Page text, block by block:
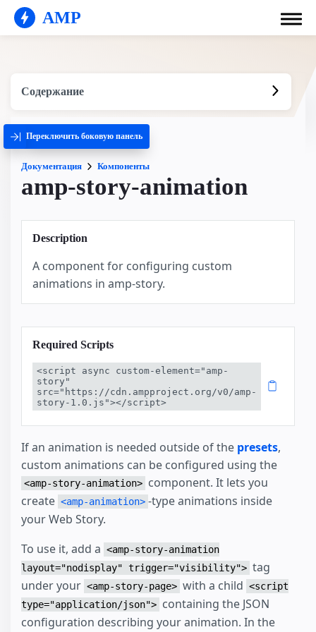
AMP
Содержание
Переключить боковую панель
Документация Компоненты
amp-story-animation
Description
A component for configuring custom
animations in amp-story.
Required Scripts
<script async custom-element="amp-
story"
src="https://cdn.ampproject.org/v0/amp-
story-1.0.js"></script>
If an animation is needed outside of the presets,
custom animations can be configured using the
<amp-story-animation> component. It lets you
create <amp-animation> -type animations inside
your Web Story.
To use it, add a <amp-story-animation
layout="nodisplay" trigger="visibility"> tag
under your <amp-story-page> with a child <script
type="application/json"> containing the JSON
configuration describing your animation. In the